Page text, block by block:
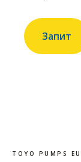
Запит
TOYO PUMPS